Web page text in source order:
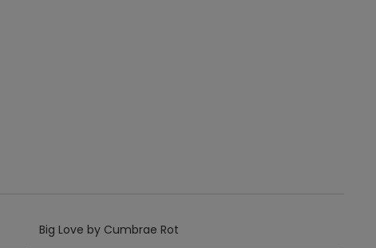
Big Love by Cumbrae Rot